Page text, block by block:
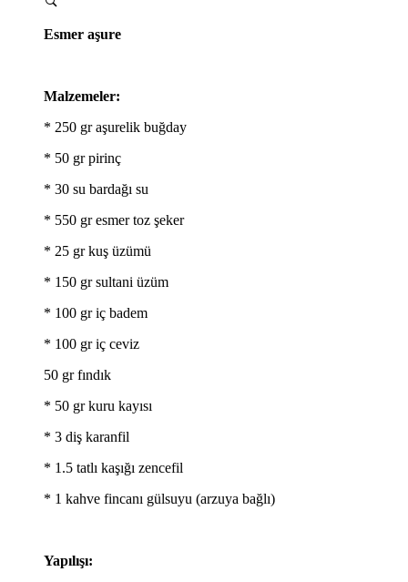
Esmer aşure
Malzemeler:
* 250 gr aşurelik buğday
* 50 gr pirinç
* 30 su bardağı su
* 550 gr esmer toz şeker
* 25 gr kuş üzümü
* 150 gr sultani üzüm
* 100 gr iç badem
* 100 gr iç ceviz
50 gr fındık
* 50 gr kuru kayısı
* 3 diş karanfil
* 1.5 tatlı kaşığı zencefil
* 1 kahve fincanı gülsuyu (arzuya bağlı)
Yapılışı: